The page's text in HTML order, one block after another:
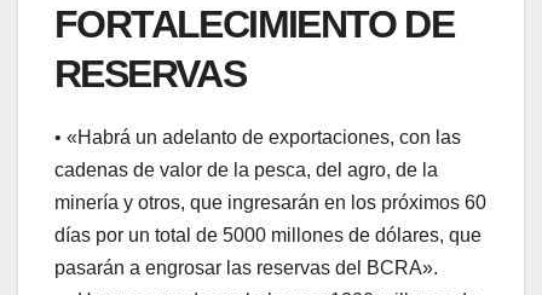
FORTALECIMIENTO DE
RESERVAS
• «Habrá un adelanto de exportaciones, con las
cadenas de valor de la pesca, del agro, de la
minería y otros, que ingresarán en los próximos 60
días por un total de 5000 millones de dólares, que
pasarán a engrosar las reservas del BCRA».